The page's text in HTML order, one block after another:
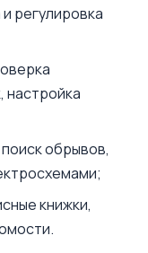
регулировка
настройка
обрывов,
книжки,